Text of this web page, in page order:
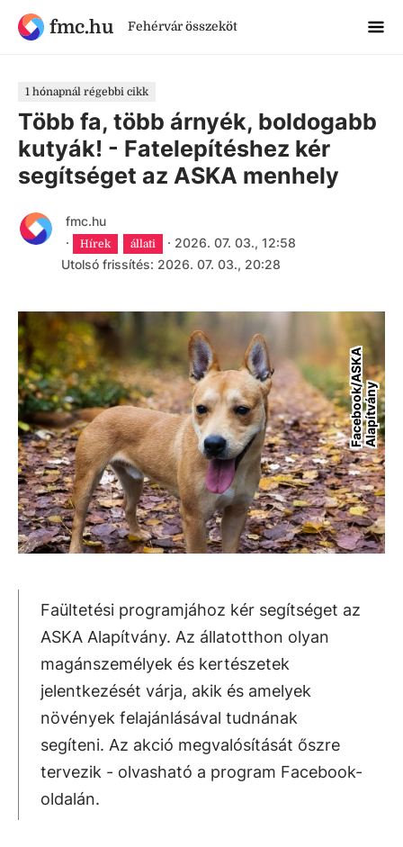
fmc.hu Fehérvár összeköt
1 hónapnál régebbi cikk
Több fa, több árnyék, boldogabb
kutyák! - Fatelepítéshez kér
segítséget az ASKA menhely
fmc.hu
·
Hírek állati · 2026. 07. 03., 12:58
Utolsó frissítés: 2026. 07. 03., 20:28
F
a
c
e
b
o
o
k/
A
S
K
A
A
l
a
p
í
t
v
á
ny
Faültetési programjához kér segítséget az
ASKA Alapítvány. Az állatotthon olyan
magánszemélyek és kertészetek
jelentkezését várja, akik és amelyek
növények felajánlásával tudnának
segíteni. Az akció megvalósítását őszre
tervezik - olvasható a program Facebook-
oldalán.